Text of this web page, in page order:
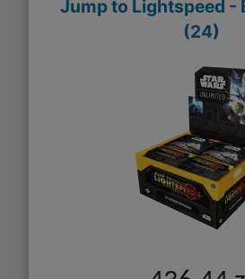
Jump to Lightspeed -
(24)